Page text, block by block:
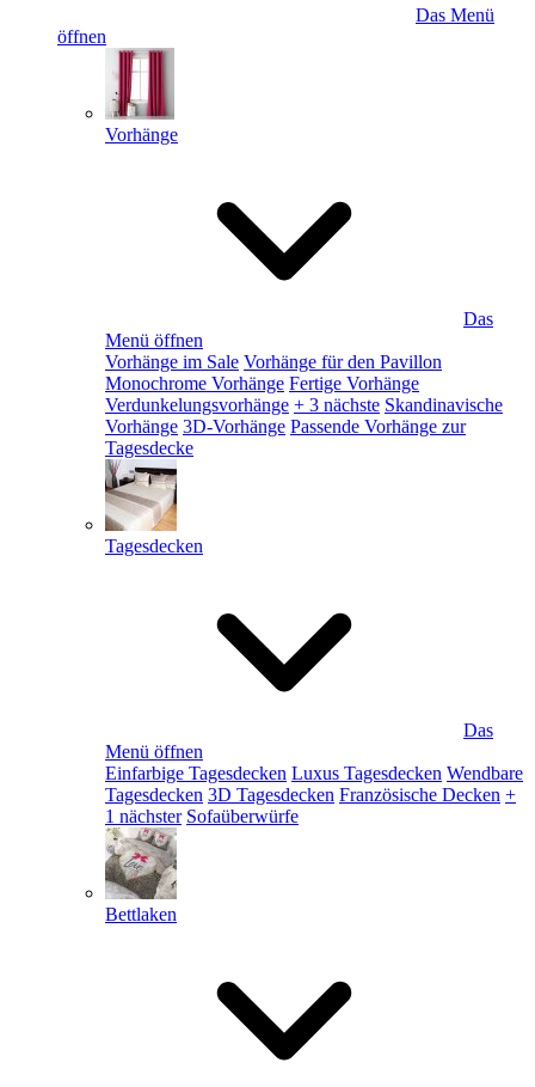
Das Menü
öffnen
Vorhänge
Das
Menü öffnen
Vorhänge im Sale Vorhänge für den Pavillon
Monochrome Vorhänge Fertige Vorhänge
Verdunkelungsvorhänge + 3 nächste Skandinavische
Vorhänge 3D-Vorhänge Passende Vorhänge zur
Tagesdecke
Tagesdecken
Das
Menü öffnen
Einfarbige Tagesdecken Luxus Tagesdecken Wendbare
Tagesdecken 3D Tagesdecken Französische Decken +
1 nächster Sofaüberwürfe
Bettlaken